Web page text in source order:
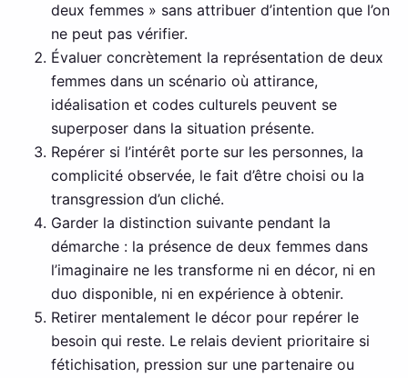
deux femmes » sans attribuer d’intention que l’on
ne peut pas vérifier.
Évaluer concrètement la représentation de deux
femmes dans un scénario où attirance,
idéalisation et codes culturels peuvent se
superposer dans la situation présente.
Repérer si l’intérêt porte sur les personnes, la
complicité observée, le fait d’être choisi ou la
transgression d’un cliché.
Garder la distinction suivante pendant la
démarche : la présence de deux femmes dans
l’imaginaire ne les transforme ni en décor, ni en
duo disponible, ni en expérience à obtenir.
Retirer mentalement le décor pour repérer le
besoin qui reste. Le relais devient prioritaire si
fétichisation, pression sur une partenaire ou